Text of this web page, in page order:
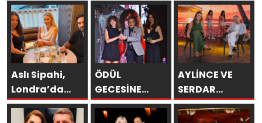
Aslı Sipahi,
Londra’da
Dostlarıyla
Hasret
ÖDÜL
GECESİNE
AYDIN
ESKİKÖY
AYLİNCE VE
SERDAR
ORTAÇ’TAN
YAZA